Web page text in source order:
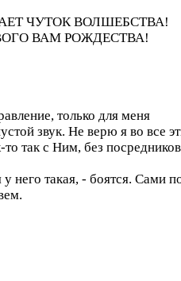
ЧУТОК ВОЛШЕБСТВА!
ВАМ РОЖДЕСТВА!
только для меня
звук. Не верю я во все
то так с Ним, без
него такая, - боятся. Сами